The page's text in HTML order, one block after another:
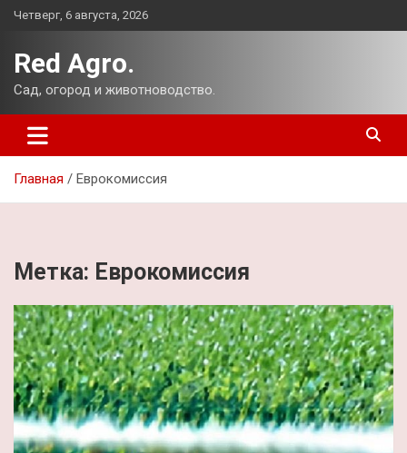
Перейти
Четверг, 6 августа, 2026
Red Agro.
Сад, огород и животноводство.
Главная Еврокомиссия
Метка: Еврокомиссия